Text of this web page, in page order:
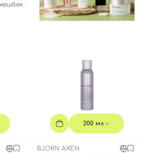
кешбек
200 мл
BJORN AXEN